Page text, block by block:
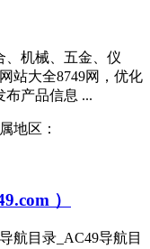
、机械、五金、仪
站大全8749网，优化
布产品信息 ...
地区：
）
航目录_AC49导航目